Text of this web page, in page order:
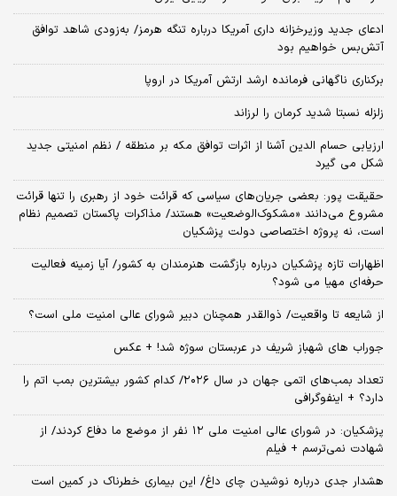
ادعای جدید وزیرخزانه داری آمریکا درباره تنگه هرمز/ به‌زودی شاهد توافق
آتش‌بس خواهیم بود
برکناری ناگهانی فرمانده ارشد ارتش آمریکا در اروپا
زلزله نسبتا شدید کرمان را لرزاند
ارزیابی حسام الدین آشنا از اثرات توافق مکه بر منطقه / نظم امنیتی جدید
شکل می گیرد
حقیقت پور: بعضی جریان‌های سیاسی که قرائت خود از رهبری را تنها قرائت
مشروع می‌دانند «مشکوک‌الوضعیت» هستند/ مذاکرات پاکستان تصمیم نظام
است، نه پروژه اختصاصی دولت پزشکیان
اظهارات تازه پزشکیان درباره بازگشت هنرمندان به کشور/ آیا زمینه فعالیت
حرفه‌ای مهیا می شود؟
از شایعه تا واقعیت/ ذوالقدر همچنان دبیر شورای ‌عالی امنیت ملی است؟
جوراب های شهباز شریف در عربستان سوژه شد! + عکس
تعداد بمب‌های اتمی جهان در سال ۲۰۲۶/ کدام کشور بیشترین بمب اتم را
دارد؟ + اینفوگرافی
پزشکیان: در شورای عالی امنیت ملی ۱۲ نفر از موضع ما دفاع کردند/ از
شهادت نمی‌ترسم + فیلم
هشدار جدی درباره نوشیدن چای داغ/ این بیماری خطرناک در کمین است